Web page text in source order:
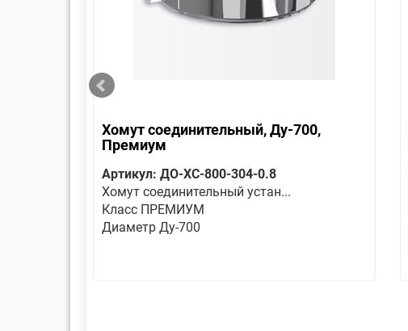
Хомут соединительный, Ду-700,
Премиум
Артикул: ДО-ХС-800-304-0.8
Хомут соединительный устан...
Класс ПРЕМИУМ
Диаметр Ду-700